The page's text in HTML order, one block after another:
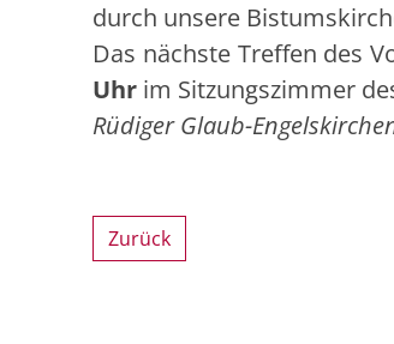
durch unsere
Das nächste Treffen des
Uhr im Sitzungszimmer
Rüdiger Glaub-
Zurück